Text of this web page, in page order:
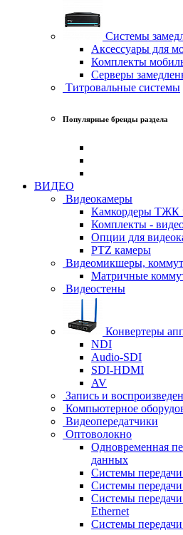
Системы
Аксессуары для
Комплекты
Серверы
Титровальные системы
Популярные бренды раздела
ВИДЕО
Видеокамеры
Камкордеры ТЖК
Комплекты -
Опции для
PTZ камеры
Видеомикшеры,
Матричные
Видеостены
Конвертеры
NDI
Audio-SDI
SDI-HDMI
AV
Запись и
Компьютерное
Видеопередатчики
Оптоволокно
Одновременная
данных
Системы
Системы
Системы
Ethernet
Системы